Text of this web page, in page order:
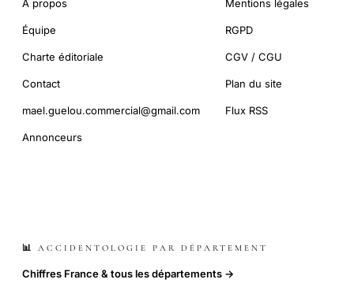
À propos
Équipe
Charte éditoriale
Contact
mael.guelou.commercial@gmail.com
Annonceurs
Mentions légales
RGPD
CGV / CGU
Plan du site
Flux RSS
📊 ACCIDENTOLOGIE PAR DÉPARTEMENT
Chiffres France & tous les départements →